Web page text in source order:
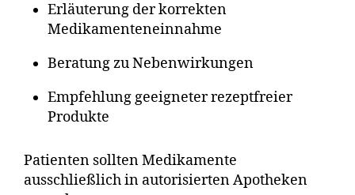
Erläuterung der korrekten
Medikamenteneinnahme
Beratung zu Nebenwirkungen
Empfehlung geeigneter rezeptfreier
Produkte
Patienten sollten Medikamente
ausschließlich in autorisierten Apotheken